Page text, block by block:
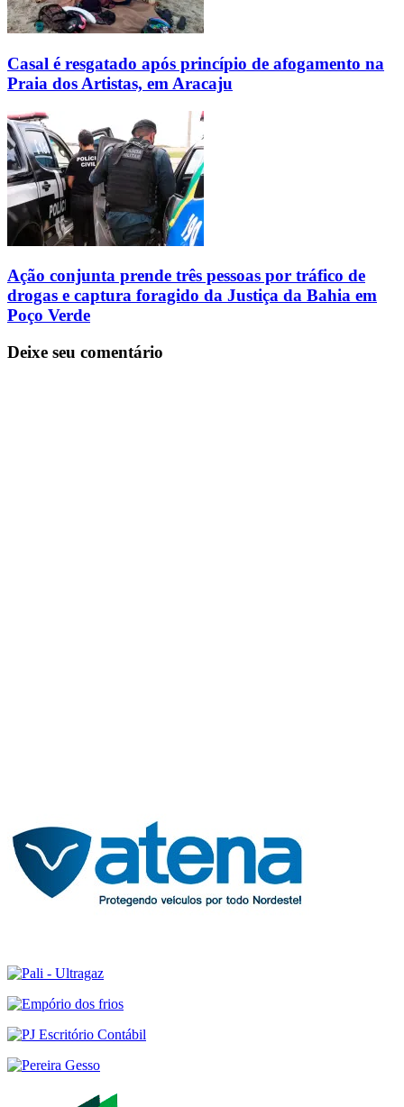
Casal é resgatado após princípio de afogamento na
Praia dos Artistas, em Aracaju
Ação conjunta prende três pessoas por tráfico de
drogas e captura foragido da Justiça da Bahia em
Poço Verde
Deixe seu comentário